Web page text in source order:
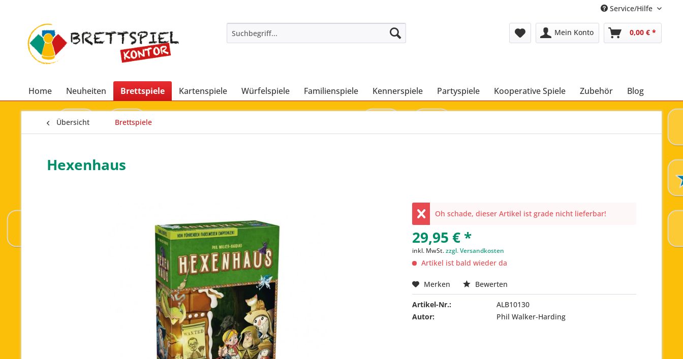
Service/Hilfe
Mein Konto 0,00 € *
Home Neuheiten Brettspiele Kartenspiele Würfelspiele Familienspiele Kennerspiele Partyspiele Kooperative Spiele Zubehör Blog
Übersicht Brettspiele
Hexenhaus
Oh schade, dieser Artikel ist grade nicht lieferbar!
29,95 € *
inkl. MwSt.zzgl. Versandkosten
Artikel ist bald wieder da
Merken Bewerten
Artikel-Nr.:
ALB10130
Autor:
Phil Walker-Harding